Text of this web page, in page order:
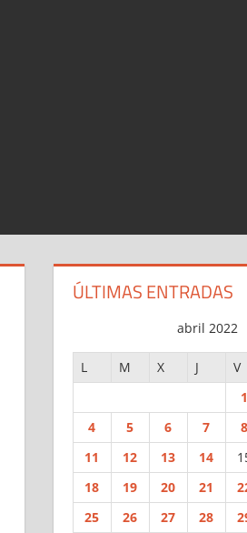
ÚLTIMAS ENTRADAS
abril 2022
L M X J V
1
4
5 6 7 8
11
12 13 14
18
19 20 21
25
26 27 28